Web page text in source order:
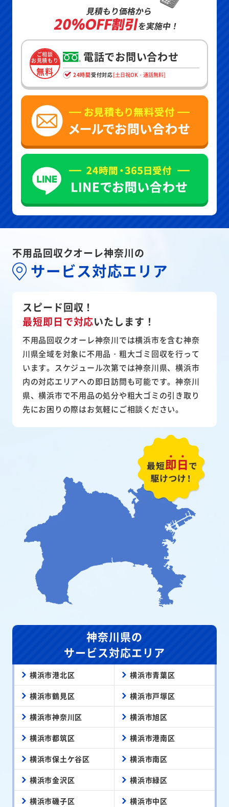
見積もり価格から
20%OFF割引を実施中！
ご相談
お見積もり
無料
電話でお問い合わせ
24時間受付対応[土日祝OK・通話無料]
不用品回収クオーレ神奈川の
サービス対応エリア
スピード回収！
最短即日で対応いたします！
不用品回収クオーレ神奈川では横浜市を含む神奈
川県全域を対象に不用品・粗大ゴミ回収を行って
います。スケジュール次第では神奈川県、横浜市
内の対応エリアへの即日訪問も可能です。神奈川
県、横浜市で不用品の処分や粗大ゴミの引き取り
先にお困りの際はお気軽にご相談ください。
神奈川県の
サービス対応エリア
横浜市港北区 横浜市青葉区
横浜市鶴見区 横浜市戸塚区
横浜市神奈川区 横浜市旭区
横浜市都筑区 横浜市港南区
横浜市保土ケ谷区 横浜市南区
横浜市金沢区 横浜市緑区
横浜市磯子区 横浜市中区